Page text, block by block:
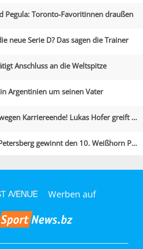
Pegula: Toronto-Favoritinnen draußen
neue Serie D? Das sagen die Trainer
Anschluss an die Weltspitze
Argentinien um seinen Vater
VIDEO | Von wegen Karriereende! Lukas Hofer greift an
SPVG Aldein/Petersberg gewinnt den 10. Weißhorn Pokal
Werben auf